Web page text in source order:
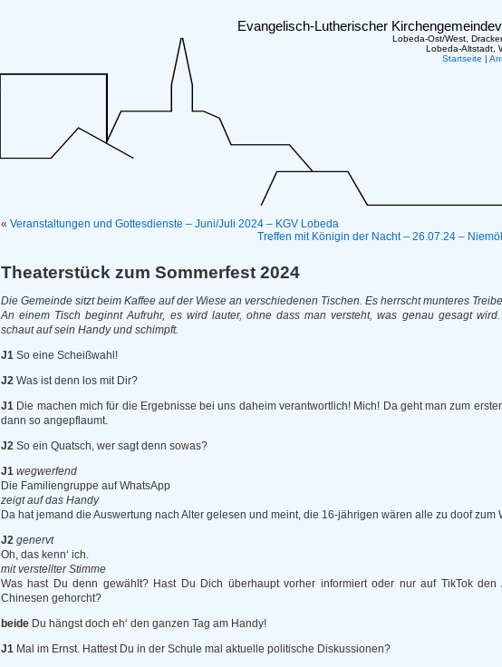
Evangelisch-Lutherischer
Lobeda-Ost/West,
Lobeda-Altstadt,
Startseite |
« Veranstaltungen und Gottesdienste – Juni/Juli 2024 – KGV Lobeda
Treffen mit Königin der Nacht – 26.07.24 –
Theaterstück zum Sommerfest 2024
Die Gemeinde sitzt beim Kaffee auf der Wiese an verschiedenen Tischen. Es herrscht munteres
An einem Tisch beginnt Aufruhr, es wird lauter, ohne dass man versteht, was genau gesagt
schaut auf sein Handy und schimpft.
J1 So eine Scheißwahl!
J2 Was ist denn los mit Dir?
J1 Die machen mich für die Ergebnisse bei uns daheim verantwortlich! Mich! Da geht man zum
dann so angepflaumt.
J2 So ein Quatsch, wer sagt denn sowas?
J1 wegwerfend
Die Familiengruppe auf WhatsApp
zeigt auf das Handy
Da hat jemand die Auswertung nach Alter gelesen und meint, die 16-jährigen wären alle zu doof zum
J2 genervt
Oh, das kenn‘ ich.
mit verstellter Stimme
Was hast Du denn gewählt? Hast Du Dich überhaupt vorher informiert oder nur auf TikTok den
Chinesen gehorcht?
beide Du hängst doch eh‘ den ganzen Tag am Handy!
J1 Mal im Ernst. Hattest Du in der Schule mal aktuelle politische Diskussionen?